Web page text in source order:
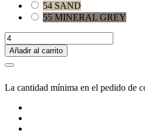
54 SAND
55 MINERAL GREY
Añadir al carrito
La cantidad mínima en el pedido de